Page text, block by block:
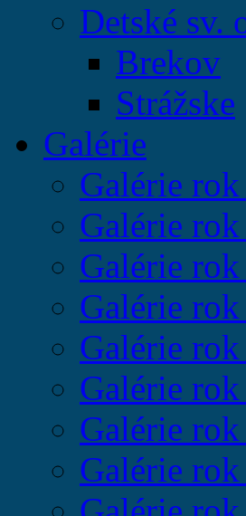
Detské sv.
Brekov
Strážske
Galérie
Galérie
Galérie
Galérie
Galérie
Galérie
Galérie
Galérie
Galérie